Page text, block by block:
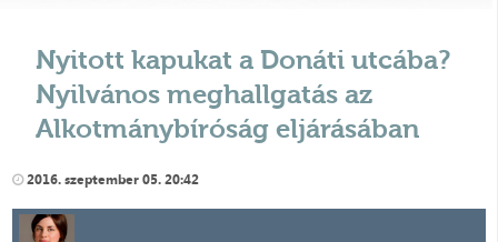
Nyitott kapukat a Donáti utcába?
Nyilvános meghallgatás az
Alkotmánybíróság eljárásában
2016. szeptember 05. 20:42